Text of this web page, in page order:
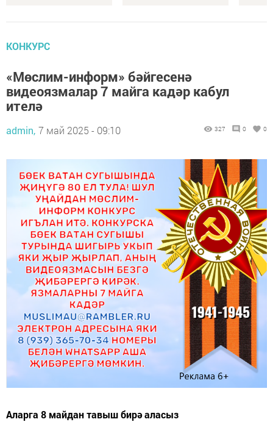
КОНКУРС
«Мөслим-информ» бәйгесенә
видеоязмалар 7 майга кадәр кабул
ителә
admin, 7 май 2025 - 09:10 327 0 0
Аларга 8 майдан тавыш бирә аласыз